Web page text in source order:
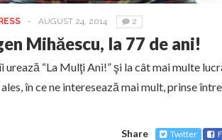
- AUGUST 24, 2014 2
Mihăescu, la 77 de ani!
urează “La Mulţi Ani!” şi la cât mai multe
în ce ne interesează mai mult, prinse
Share Twitter